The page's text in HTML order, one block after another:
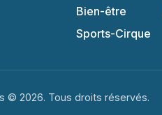
Bien-être
Sports-Cirque
© 2026. Tous droits réservés.